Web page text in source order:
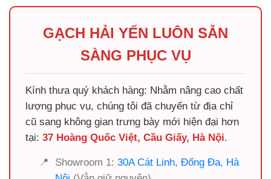
GẠCH HẢI YẾN LUÔN SẴN
SÀNG PHỤC VỤ
Kính thưa quý khách hàng: Nhằm nâng cao chất
lượng phục vụ, chúng tôi đã chuyển từ địa chỉ
cũ sang không gian trưng bày mới hiện đại hơn
tại: 37 Hoàng Quốc Việt, Cầu Giấy, Hà Nội.
📍 Showroom 1: 30A Cát Linh, Đống Đa, Hà